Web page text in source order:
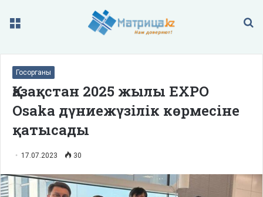
Меню
Госорганы
Қазақстан 2025 жылы ЕXPO
Osaka дүниежүзілік көрмесіне
қатысады
17.07.2023 30